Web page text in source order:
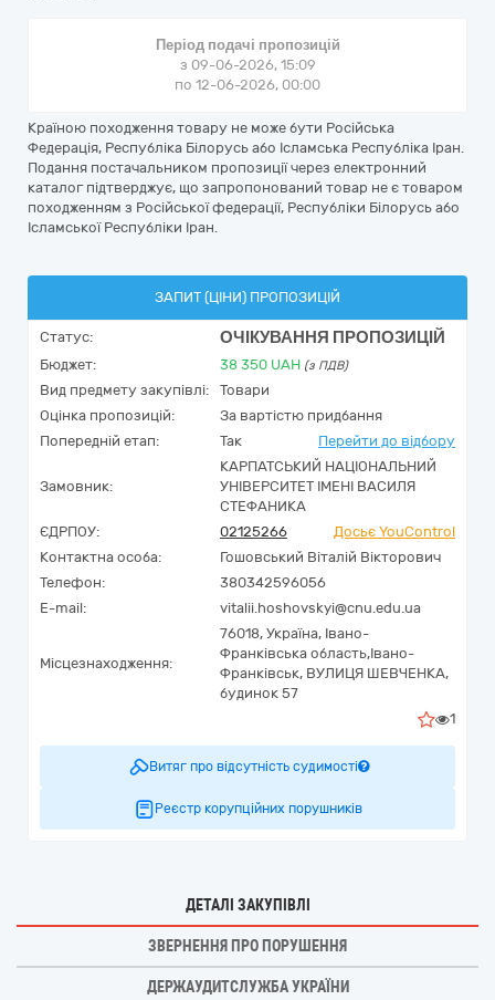
Період подачі пропозицій
з 09-06-2026, 15:09
по 12-06-2026, 00:00
Країною походження товару не може бути Російська
Федерація, Республіка Білорусь або Ісламська Республіка Іран.
Подання постачальником пропозиції через електронний
каталог підтверджує, що запропонований товар не є товаром
походженням з Російської федерації, Республіки Білорусь або
Ісламської Республіки Іран.
ЗАПИТ (ЦІНИ) ПРОПОЗИЦІЙ
Статус: ОЧІКУВАННЯ ПРОПОЗИЦІЙ
Бюджет: 38 350 UAH (з ПДВ)
Вид предмету закупівлі:
Товари
Оцінка пропозицій:
За вартістю придбання
Попередній етап:
Так Перейти до відбору
Замовник:
КАРПАТСЬКИЙ НАЦІОНАЛЬНИЙ
УНІВЕРСИТЕТ ІМЕНІ ВАСИЛЯ
СТЕФАНИКА
ЄДРПОУ:
02125266
Досьє YouControl
Контактна особа:
Гошовський Віталій Вікторович
Телефон:
380342596056
E-mail:
vitalii.hoshovskyi@cnu.edu.ua
Місцезнаходження:
76018, Україна, Івано-
Франківська область,Івано-
Франківськ, ВУЛИЦЯ ШЕВЧЕНКА,
будинок 57
1
Витяг про відсутність судимості
Реєстр корупційних порушників
ДЕТАЛІ ЗАКУПІВЛІ
ЗВЕРНЕННЯ ПРО ПОРУШЕННЯ
ДЕРЖАУДИТСЛУЖБА УКРАЇНИ